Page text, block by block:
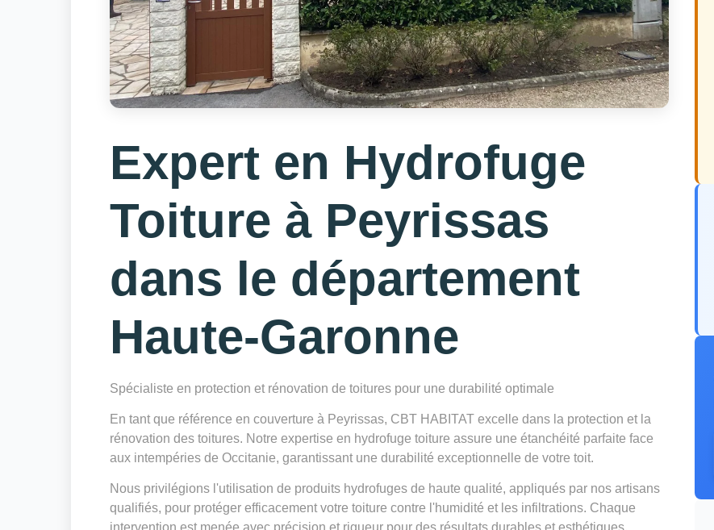
Expert en Hydrofuge
Toiture à Peyrissas
dans le département
Haute-Garonne
Spécialiste en protection et rénovation de toitures pour une durabilité optimale
En tant que référence en couverture à Peyrissas, CBT HABITAT excelle dans la protection et la
rénovation des toitures. Notre expertise en hydrofuge toiture assure une étanchéité parfaite face
aux intempéries de Occitanie, garantissant une durabilité exceptionnelle de votre toit.
Nous privilégions l'utilisation de produits hydrofuges de haute qualité, appliqués par nos artisans
qualifiés, pour protéger efficacement votre toiture contre l'humidité et les infiltrations. Chaque